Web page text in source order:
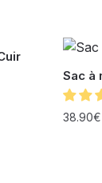
Sac à
38.90€